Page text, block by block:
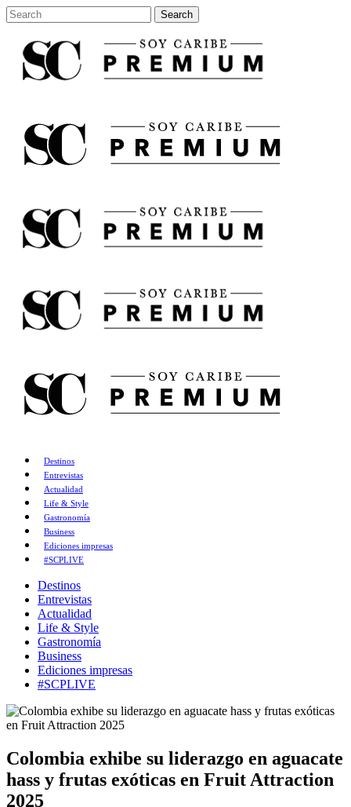
Destinos
Entrevistas
Actualidad
Life & Style
Gastronomía
Business
Ediciones impresas
#SCPLIVE
Destinos
Entrevistas
Actualidad
Life & Style
Gastronomía
Business
Ediciones impresas
#SCPLIVE
Colombia exhibe su liderazgo en aguacate
hass y frutas exóticas en Fruit Attraction
2025